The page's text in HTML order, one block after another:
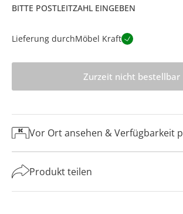
BITTE POSTLEITZAHL EINGEBEN
Lieferung durchMöbel Kraft
Zurzeit nicht bestellbar
Vor Ort ansehen & Verfügbarkeit
Produkt teilen